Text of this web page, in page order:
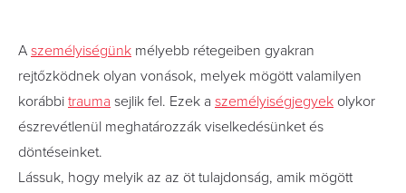
A személyiségünk mélyebb rétegeiben gyakran
rejtőzködnek olyan vonások, melyek mögött valamilyen
korábbi trauma sejlik fel. Ezek a személyiségjegyek olykor
észrevétlenül meghatározzák viselkedésünket és
döntéseinket.
Lássuk, hogy melyik az az öt tulajdonság, amik mögött